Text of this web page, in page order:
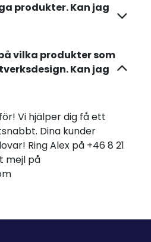
produkter. Kan jag
vilka produkter som
Kan jag
Vi hjälper dig få ett
Dina kunder
Ring Alex på +46 8 21
mejl på